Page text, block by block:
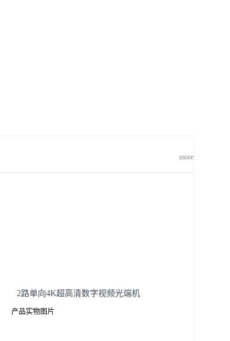
more
2路单向4K超高清数字视频光端机
产品实物图片